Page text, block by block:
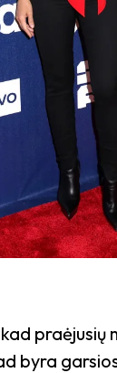
praėjusių
byra